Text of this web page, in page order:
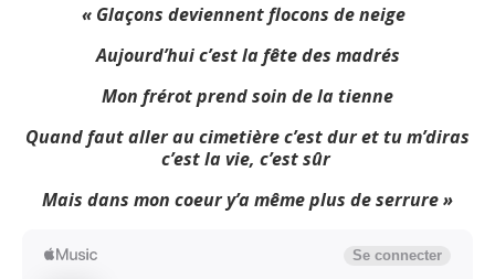
« Glaçons deviennent flocons de neige
Aujourd’hui c’est la fête des madrés
Mon frérot prend soin de la tienne
Quand faut aller au cimetière c’est dur et tu m’diras
c’est la vie, c’est sûr
Mais dans mon coeur y’a même plus de serrure »